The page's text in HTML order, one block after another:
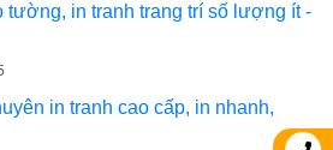
tường, in tranh trang trí số lượng ít -
in tranh cao cấp, in nhanh,